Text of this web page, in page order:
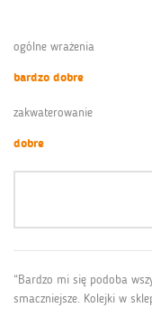
ogólne wrażenia
bardzo dobre
zakwaterowanie
dobre
“Bardzo mi się podoba
smaczniejsze. Kolejki w